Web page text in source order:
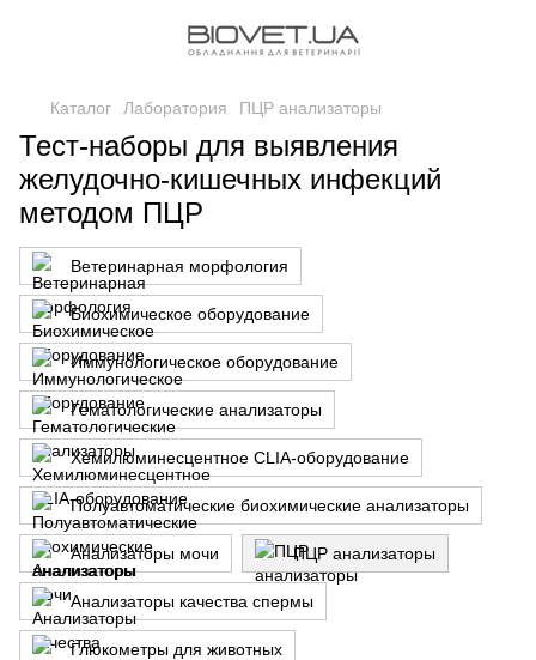
Каталог Лаборатория ПЦР анализаторы
Тест-наборы для выявления
желудочно-кишечных инфекций
методом ПЦР
Ветеринарная морфология
Биохимическое оборудование
Иммунологическое оборудование
Гематологические анализаторы
Хемилюминесцентное CLIA-оборудование
Полуавтоматические биохимические анализаторы
Анализаторы мочи ПЦР анализаторы
Анализаторы качества спермы
Глюкометры для животных